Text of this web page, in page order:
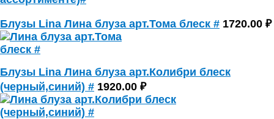
Блузы Lina Лина блуза арт.Тома блеск # 1720.00 ₽
Блузы Lina Лина блуза арт.Колибри блеск
(черный,синий) # 1920.00 ₽